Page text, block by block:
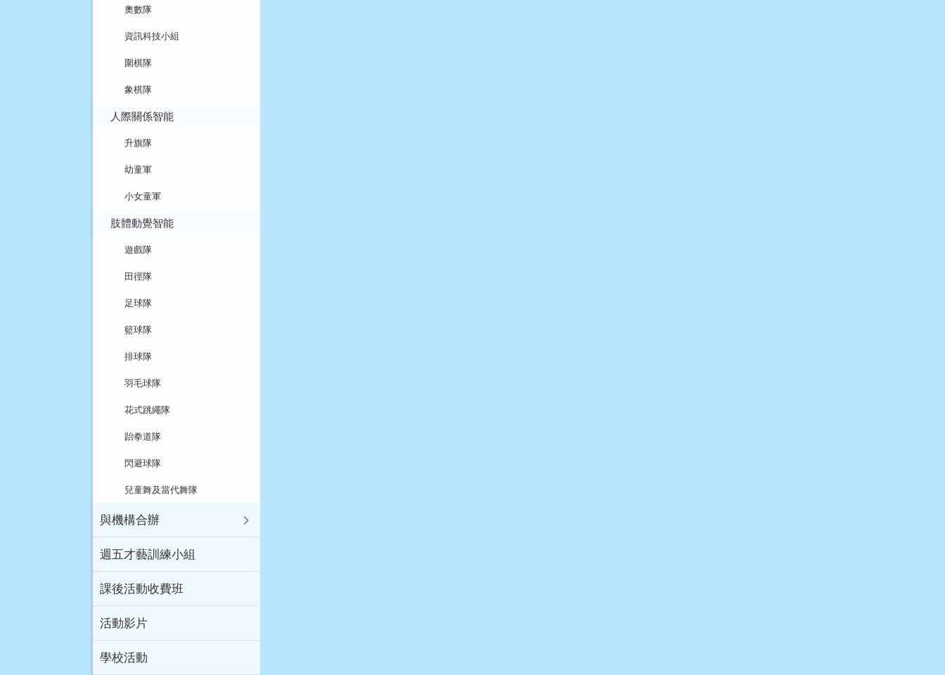
奧數隊
資訊科技小組
圍棋隊
象棋隊
人際關係智能
升旗隊
幼童軍
小女童軍
肢體動覺智能
遊戲隊
田徑隊
足球隊
籃球隊
排球隊
羽毛球隊
花式跳繩隊
跆拳道隊
閃避球隊
兒童舞及當代舞隊
與機構合辦
週五才藝訓練小組
課後活動收費班
活動影片
學校活動